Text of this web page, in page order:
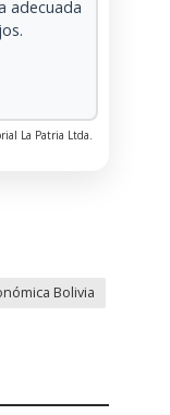
adecuada
La Patria Ltda.
Bolivia